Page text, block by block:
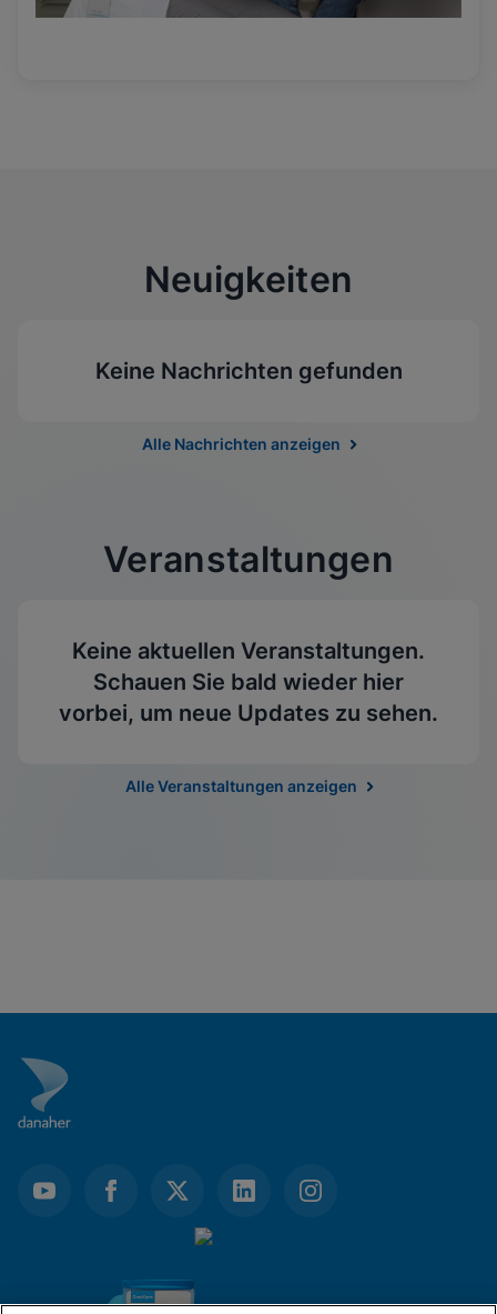
Neuigkeiten
Keine Nachrichten gefunden
Alle Nachrichten anzeigen
Veranstaltungen
Keine aktuellen Veranstaltungen.
Schauen Sie bald wieder hier
vorbei, um neue Updates zu sehen.
Alle Veranstaltungen anzeigen